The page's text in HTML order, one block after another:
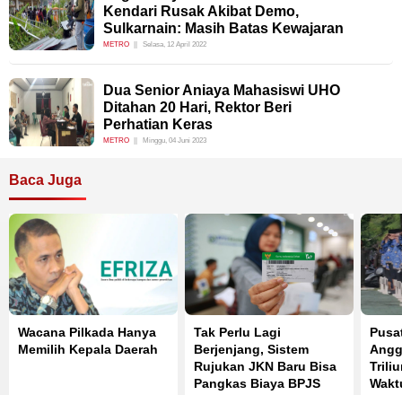
Kendari Rusak Akibat Demo,
Sulkarnain: Masih Batas Kewajaran
METRO Selasa, 12 April 2022
Dua Senior Aniaya Mahasiswi UHO
Ditahan 20 Hari, Rektor Beri
Perhatian Keras
METRO Minggu, 04 Juni 2023
Baca Juga
Wacana Pilkada Hanya
Memilih Kepala Daerah
Tak Perlu Lagi
Berjenjang, Sistem
Rujukan JKN Baru Bisa
Pangkas Biaya BPJS